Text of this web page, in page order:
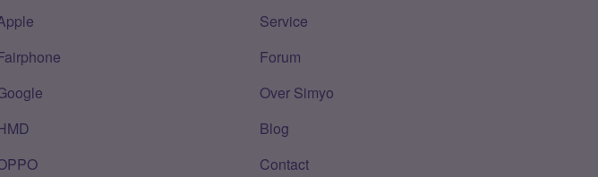
Service
Forum
Over Simyo
Blog
Contact